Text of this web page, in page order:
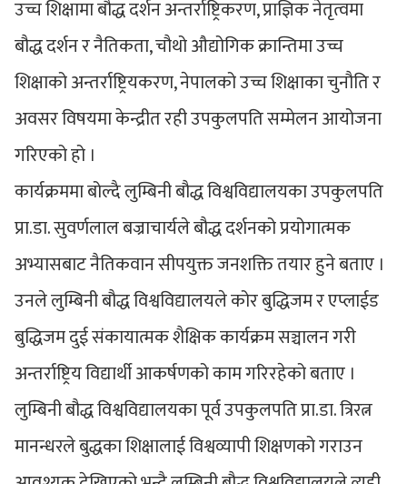
उच्च शिक्षामा बौद्ध दर्शन अन्तर्राष्ट्रिकरण, प्राज्ञिक नेतृत्वमा
बौद्ध दर्शन र नैतिकता, चौथो औद्योगिक क्रान्तिमा उच्च
शिक्षाको अन्तर्राष्ट्रियकरण, नेपालको उच्च शिक्षाका चुनौति र
अवसर विषयमा केन्द्रीत रही उपकुलपति सम्मेलन आयोजना
गरिएको हो ।
कार्यक्रममा बोल्दै लुम्बिनी बौद्ध विश्वविद्यालयका उपकुलपति
प्रा.डा. सुवर्णलाल बज्राचार्यले बौद्ध दर्शनको प्रयोगात्मक
अभ्यासबाट नैतिकवान सीपयुक्त जनशक्ति तयार हुने बताए ।
उनले लुम्बिनी बौद्ध विश्वविद्यालयले कोर बुद्धिजम र एप्लाईड
बुद्धिजम दुई संकायात्मक शैक्षिक कार्यक्रम सञ्चालन गरी
अन्तर्राष्ट्रिय विद्यार्थी आकर्षणको काम गरिरहेको बताए ।
लुम्बिनी बौद्ध विश्वविद्यालयका पूर्व उपकुलपति प्रा.डा. त्रिरत्न
मानन्धरले बुद्धका शिक्षालाई विश्वव्यापी शिक्षणको गराउन